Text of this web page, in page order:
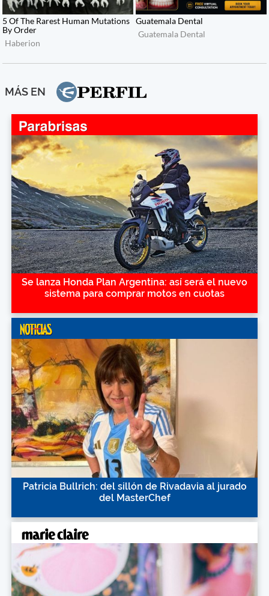
MÁS EN
Se lanza Honda Plan Argentina: así será el nuevo
sistema para comprar motos en cuotas
Patricia Bullrich: del sillón de Rivadavia al jurado
del MasterChef